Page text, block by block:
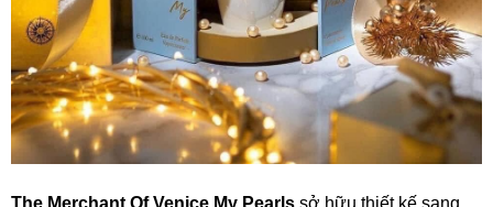
The Merchant Of Venice My Pearls sở hữu thiết kế sang